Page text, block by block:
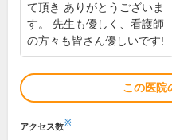
て頂き ありがとうございま
す。 先生も優しく、看護師
の方々も皆さん優しいです!
この医院
アクセス数※